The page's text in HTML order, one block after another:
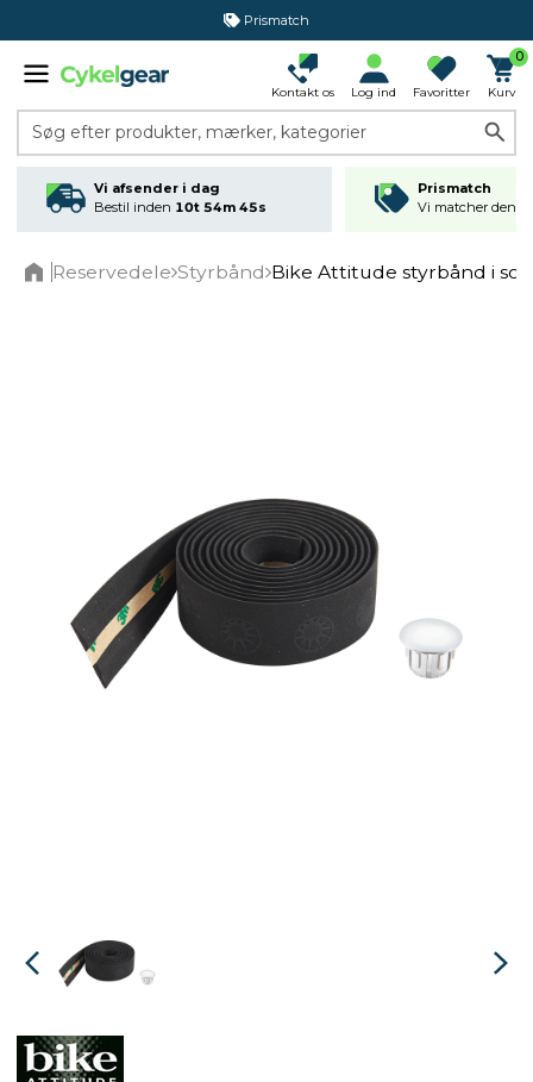
Prismatch
Kontakt os Log ind Favoritter
0
Kurv
Søg efter produkter, mærker, kategorier
Vi afsender i dag
Bestil inden 10t 54m 45s
Prismatch
Vi matcher den
Reservedele Styrbånd Bike Attitude styrbånd i